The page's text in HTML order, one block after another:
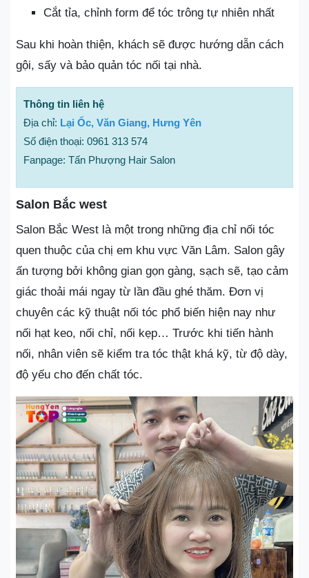
Cắt tỉa, chỉnh form để tóc trông tự nhiên nhất
Sau khi hoàn thiện, khách sẽ được hướng dẫn cách
gội, sấy và bảo quản tóc nối tại nhà.
Thông tin liên hệ
Địa chỉ: Lại Ốc, Văn Giang, Hưng Yên
Số điện thoại: 0961 313 574
Fanpage: Tấn Phượng Hair Salon
Salon Bắc west
Salon Bắc West là một trong những địa chỉ nối tóc
quen thuộc của chị em khu vực Văn Lâm. Salon gây
ấn tượng bởi không gian gọn gàng, sạch sẽ, tạo cảm
giác thoải mái ngay từ lần đầu ghé thăm. Đơn vị
chuyên các kỹ thuật nối tóc phổ biến hiện nay như
nối hạt keo, nối chỉ, nối kẹp… Trước khi tiến hành
nối, nhân viên sẽ kiểm tra tóc thật khá kỹ, từ độ dày,
độ yếu cho đến chất tóc.